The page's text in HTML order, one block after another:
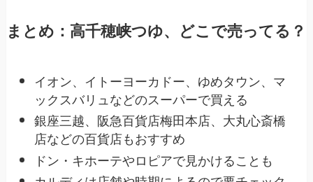
まとめ：高千穂峡つゆ、どこで売ってる？
イオン、イトーヨーカドー、ゆめタウン、マ
ックスバリュなどのスーパーで買える
銀座三越、阪急百貨店梅田本店、大丸心斎橋
店などの百貨店もおすすめ
ドン・キホーテやロピアで見かけることも